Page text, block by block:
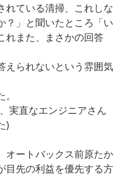
れている清掃、これしな
？」と聞いたところ「い
れまた、まさかの回答
えられないという雰囲気
実直なエンジニアさん
)
オートバックス前原たか
目先の利益を優先する方